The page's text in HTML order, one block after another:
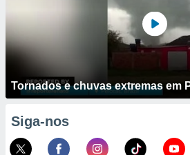
Tornados e chuvas extremas em
Siga-nos